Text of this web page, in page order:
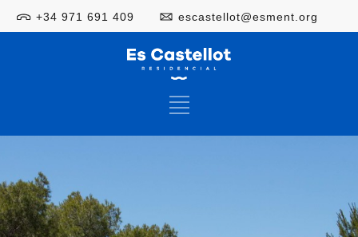
+34 971 691 409 escastellot@esment.org